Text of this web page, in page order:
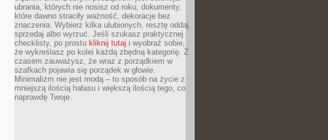
ubrania, których nie nosisz od roku, dokumenty,
które dawno straciły ważność, dekoracje bez
znaczenia. Wybierz kilka ulubionych, resztę oddaj,
sprzedaj albo wyrzuć. Jeśli szukasz praktycznej
checklisty, po prostu kliknij tutaj i wyobraź sobie,
że wykreślasz po kolei każdą zbędną kategorię. Z
czasem zauważysz, że wraz z porządkiem w
szafkach pojawia się porządek w głowie.
Minimalizm nie jest modą – to sposób na życie z
mniejszą ilością hałasu i większą ilością tego, co
naprawdę Twoje.